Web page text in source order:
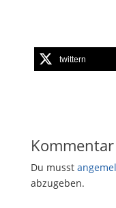
twittern
Du musst
abzugeben.